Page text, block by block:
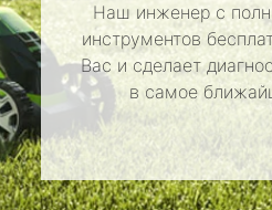
Наш инженер с
инструментов
Вас и сделает
в самое